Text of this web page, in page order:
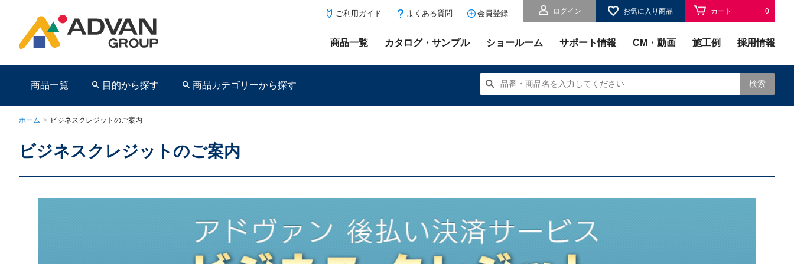
ログイン お気に入り商品 カート 0
ご利用ガイド よくある質問 会員登録
商品一覧 カタログ・サンプル ショールーム サポート情報 CM・動画 施工例 採用情報
商品一覧 目的から探す 商品カテゴリーから探す 検索
ホーム > ビジネスクレジットのご案内
ビジネスクレジットのご案内